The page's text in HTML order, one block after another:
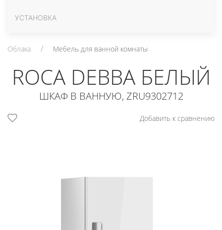
УСТАНОВКА
Облака Мебель для ванной комнаты
ROCA DEBBA БЕЛЫЙ
ШКАФ В ВАННУЮ, ZRU9302712
Добавить к сравнению